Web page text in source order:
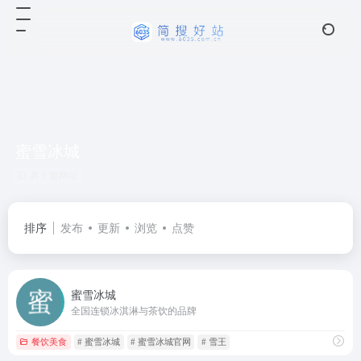
排序 发布 更新 浏览 点赞
蜜雪冰城
全国连锁冰淇淋与茶饮的品牌
餐饮美食 # 蜜雪冰城 # 蜜雪冰城官网 # 雪王